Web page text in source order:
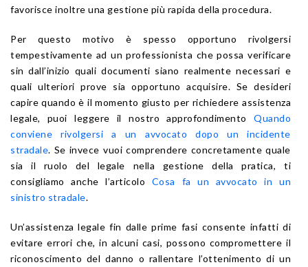
favorisce inoltre una gestione più rapida della procedura.
Per questo motivo è spesso opportuno rivolgersi
tempestivamente ad un professionista che possa verificare
sin dall’inizio quali documenti siano realmente necessari e
quali ulteriori prove sia opportuno acquisire. Se desideri
capire quando è il momento giusto per richiedere assistenza
legale, puoi leggere il nostro approfondimento Quando
conviene rivolgersi a un avvocato dopo un incidente
stradale. Se invece vuoi comprendere concretamente quale
sia il ruolo del legale nella gestione della pratica, ti
consigliamo anche l’articolo Cosa fa un avvocato in un
sinistro stradale.
Un’assistenza legale fin dalle prime fasi consente infatti di
evitare errori che, in alcuni casi, possono compromettere il
riconoscimento del danno o rallentare l’ottenimento di un